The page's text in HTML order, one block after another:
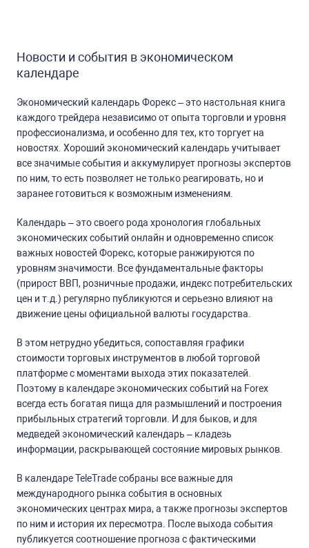
Новости и события в экономическом
календаре
Экономический календарь Форекс – это настольная книга
каждого трейдера независимо от опыта торговли и уровня
профессионализма, и особенно для тех, кто торгует на
новостях. Хороший экономический календарь учитывает
все значимые события и аккумулирует прогнозы экспертов
по ним, то есть позволяет не только реагировать, но и
заранее готовиться к возможным изменениям.
Календарь – это своего рода хронология глобальных
экономических событий онлайн и одновременно список
важных новостей Форекс, которые ранжируются по
уровням значимости. Все фундаментальные факторы
(прирост ВВП, розничные продажи, индекс потребительских
цен и т.д.) регулярно публикуются и серьезно влияют на
движение цены официальной валюты государства.
В этом нетрудно убедиться, сопоставляя графики
стоимости торговых инструментов в любой торговой
платформе с моментами выхода этих показателей.
Поэтому в календаре экономических событий на Forex
всегда есть богатая пища для размышлений и построения
прибыльных стратегий торговли. И для быков, и для
медведей экономический календарь – кладезь
информации, раскрывающей состояние мировых рынков.
В календаре TeleTrade собраны все важные для
международного рынка события в основных
экономических центрах мира, а также прогнозы экспертов
по ним и история их пересмотра. После выхода события
публикуется соотношение прогноза с фактическими